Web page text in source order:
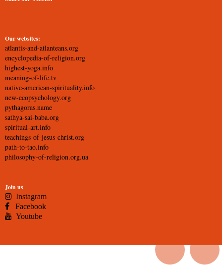
Our websites:
atlantis-and-atlanteans.org
encyclopedia-of-religion.org
highest-yoga.info
meaning-of-life.tv
native-american-spirituality.info
new-ecopsychology.org
pythagoras.name
sathya-sai-baba.org
spiritual-art.info
teachings-of-jesus-christ.org
path-to-tao.info
philosophy-of-religion.org.ua
Join us
Instagram
Facebook
Youtube